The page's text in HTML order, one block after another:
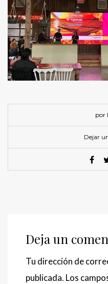
por
Dejar
Deja un
Tu dirección de
publicada. Los